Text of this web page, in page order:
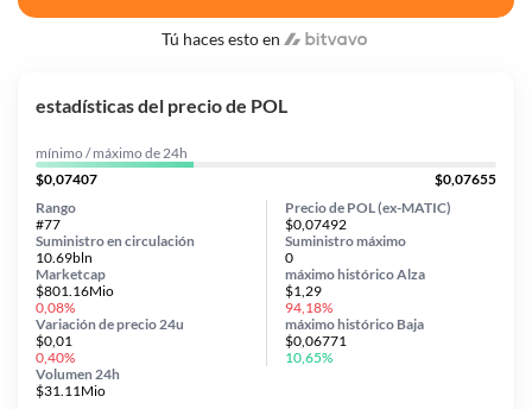
Tú haces esto en
estadísticas del precio de POL
mínimo / máximo de 24h
$0,07407
$0,07655
Precio de POL (ex-MATIC)
$0,07492
Suministro en circulación
10.69bln
Variación de precio 24u
$0,01
0,40%
Suministro máximo
0
Marketcap
$801.16Mio
0,08%
Volumen 24h
$31.11Mio
Rango
#77
máximo históricoAlza
$1,29
94,18%
máximo histórico Baja
$0,06771
10,65%